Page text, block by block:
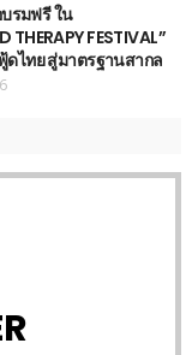
รมฟรี ใน
FESTIVAL”
ไทย สู่มาตรฐานสากล